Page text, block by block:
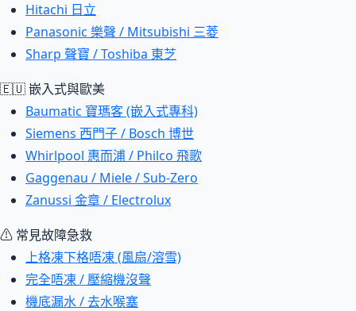
Hitachi 日立
Panasonic 樂聲 / Mitsubishi 三菱
Sharp 聲寶 / Toshiba 東芝
🇪🇺 嵌入式與歐美
Baumatic 寶瑪客 (嵌入式專科)
Siemens 西門子 / Bosch 博世
Whirlpool 惠而浦 / Philco 飛歌
Gaggenau / Miele / Sub-Zero
Zanussi 金章 / Electrolux
⚠ 常見故障急救
上格凍下格唔凍 (風扇/溶雪)
完全唔凍 / 壓縮機沒聲
機底漏水 / 去水喉塞